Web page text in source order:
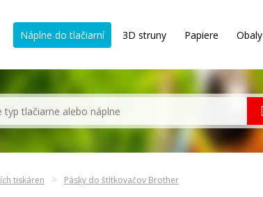
Náplne do tlačiarní 3D struny Papiere Obaly
tiskáren Pásky do štítkovačov Brother